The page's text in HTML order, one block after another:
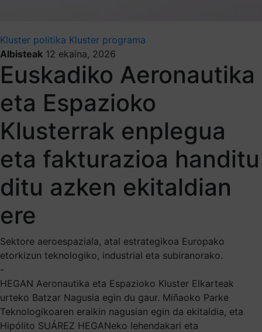
Kluster politika Kluster programa
Albisteak 12 ekaina, 2026
Euskadiko Aeronautika
eta Espazioko
Klusterrak enplegua
eta fakturazioa handitu
ditu azken ekitaldian
ere
Sektore aeroespaziala, atal estrategikoa Europako
etorkizun teknologiko, industrial eta subiranorako.
-
HEGAN Aeronautika eta Espazioko Kluster Elkarteak
urteko Batzar Nagusia egin du gaur. Miñaoko Parke
Teknologikoaren eraikin nagusian egin da ekitaldia, eta
Hipólito SUÁREZ HEGANeko lehendakari eta